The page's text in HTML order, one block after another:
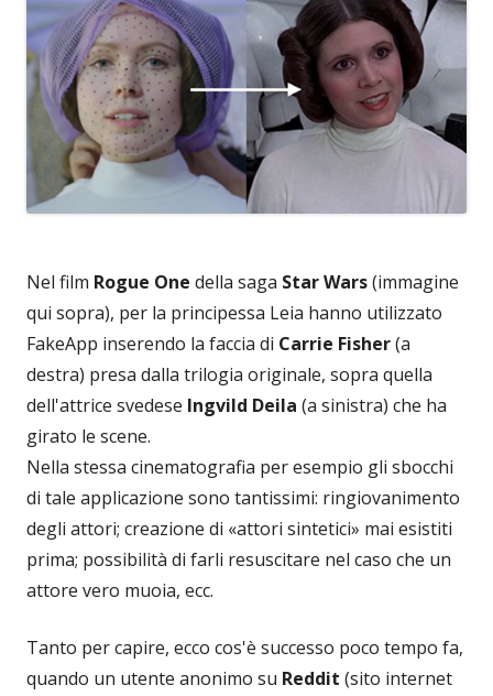
Nel film Rogue One della saga Star Wars(immagine
qui sopra), per la principessa Leia hanno utilizzato
FakeApp inserendo la faccia di Carrie Fisher(a
destra) presa dalla trilogia originale, sopra quella
dell'attrice svedese Ingvild Deila (a sinistra) che ha
girato le scene.
Nella stessa cinematografia per esempio gli sbocchi
di tale applicazione sono tantissimi: ringiovanimento
degli attori; creazione di «attori sintetici» mai esistiti
prima; possibilità di farli resuscitare nel caso che un
attore vero muoia, ecc.
Tanto per capire, ecco cos'è successo poco tempo fa,
quando un utente anonimo su Reddit (sito internet